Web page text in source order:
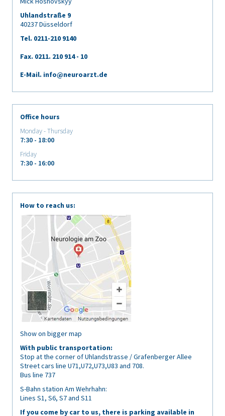
Uhlandstraße 9
40237 Düsseldorf
Tel. 0211-210 9140
Fax. 0211. 210 914 - 10
E-Mail. info@neuroarzt.de
Office hours
Monday - Thursday
7:30 - 18:00
Friday
7:30 - 16:00
How to reach us:
Show on bigger map
With public transportation:
Stop at the corner of Uhlandstrasse / Grafenberger Allee
Street cars line U71,U72,U73,U83 and 708.
Bus line 737
S-Bahn station Am Wehrhahn:
Lines S1, S6, S7 and S11
If you come by car to us, there is parking available in